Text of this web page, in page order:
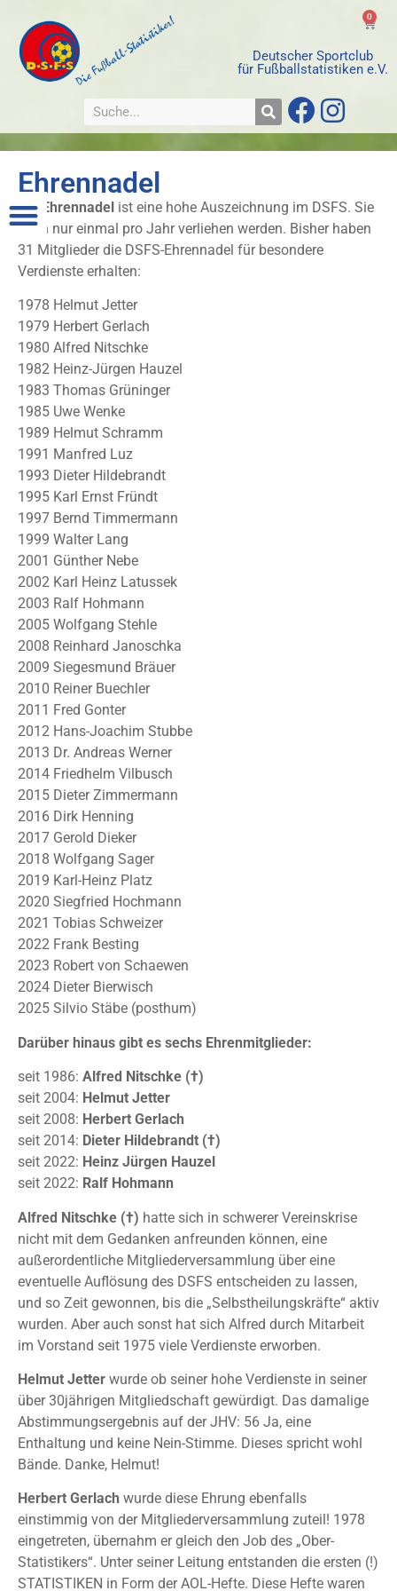
Deutscher Sportclub
für Fußballstatistiken e.V.
0
Ehrennadel
Die Ehrennadel ist eine hohe Auszeichnung im DSFS. Sie
kann nur einmal pro Jahr verliehen werden. Bisher haben
31 Mitglieder die DSFS-Ehrennadel für besondere
Verdienste erhalten:
1978 Helmut Jetter
1979 Herbert Gerlach
1980 Alfred Nitschke
1982 Heinz-Jürgen Hauzel
1983 Thomas Grüninger
1985 Uwe Wenke
1989 Helmut Schramm
1991 Manfred Luz
1993 Dieter Hildebrandt
1995 Karl Ernst Fründt
1997 Bernd Timmermann
1999 Walter Lang
2001 Günther Nebe
2002 Karl Heinz Latussek
2003 Ralf Hohmann
2005 Wolfgang Stehle
2008 Reinhard Janoschka
2009 Siegesmund Bräuer
2010 Reiner Buechler
2011 Fred Gonter
2012 Hans-Joachim Stubbe
2013 Dr. Andreas Werner
2014 Friedhelm Vilbusch
2015 Dieter Zimmermann
2016 Dirk Henning
2017 Gerold Dieker
2018 Wolfgang Sager
2019 Karl-Heinz Platz
2020 Siegfried Hochmann
2021 Tobias Schweizer
2022 Frank Besting
2023 Robert von Schaewen
2024 Dieter Bierwisch
2025 Silvio Stäbe (posthum)
Darüber hinaus gibt es sechs Ehrenmitglieder:
seit 1986: Alfred Nitschke (†)
seit 2004: Helmut Jetter
seit 2008: Herbert Gerlach
seit 2014: Dieter Hildebrandt (†)
seit 2022: Heinz Jürgen Hauzel
seit 2022: Ralf Hohmann
Alfred Nitschke (†) hatte sich in schwerer Vereinskrise
nicht mit dem Gedanken anfreunden können, eine
außerordentliche Mitgliederversammlung über eine
eventuelle Auflösung des DSFS entscheiden zu lassen,
und so Zeit gewonnen, bis die „Selbstheilungskräfte“ aktiv
wurden. Aber auch sonst hat sich Alfred durch Mitarbeit
im Vorstand seit 1975 viele Verdienste erworben.
Helmut Jetter wurde ob seiner hohe Verdienste in seiner
über 30jährigen Mitgliedschaft gewürdigt. Das damalige
Abstimmungsergebnis auf der JHV: 56 Ja, eine
Enthaltung und keine Nein-Stimme. Dieses spricht wohl
Bände. Danke, Helmut!
Herbert Gerlach wurde diese Ehrung ebenfalls
einstimmig von der Mitgliederversammlung zuteil! 1978
eingetreten, übernahm er gleich den Job des „Ober-
Statistikers“. Unter seiner Leitung entstanden die ersten (!)
STATISTIKEN in Form der AOL-Hefte. Diese Hefte waren